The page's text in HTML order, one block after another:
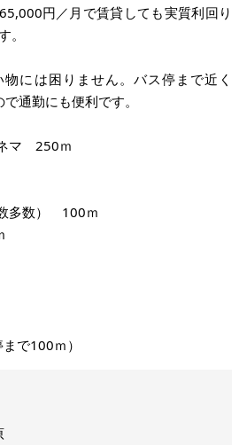
円／月で賃貸しても実質利回り
。
には困りません。バス停まで近く
通勤にも便利です。
マ 250ｍ
多数） 100ｍ
で100ｍ）